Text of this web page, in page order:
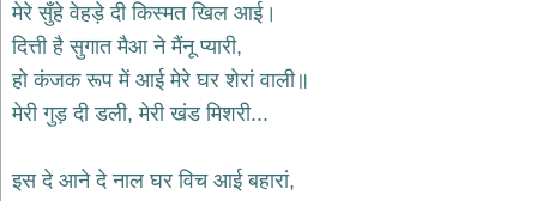
शिव
भजन
bhajans
हनुमान
hanuman
bhajans
मेरे सुँहे वेहड़े दी किस्मत खिल आई।
दित्ती है सुगात मैआ ने मैंनू प्यारी,
हो कंजक रूप में आई मेरे घर शेरां वाली॥
मेरी गुड़ दी डली, मेरी खंड मिशरी...
इस दे आने दे नाल घर विच आई बहारां,